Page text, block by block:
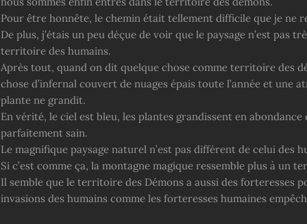
Pour être honnête, le chemin était tellement difficile que je ne
De plus, j’étais un peu déçue de voir que le paysage n’est pas
territoire des humains.
Après tout, quand on dit quelque chose comme territoire des
chose d’infernal couvert de nuages épais toute l’année et une
plante ne grandit.
En vérité, le ciel est bleu, les plantes grandissent en
parfaitement sain.
Le magnifique paysage naturel n’est pas différent de celui des
Si c’est comme ça, la montagne magique ressemble plus à un
Il semble que le territoire des Démons a aussi des forteresses
invasions des humains comme les forteresses humaines